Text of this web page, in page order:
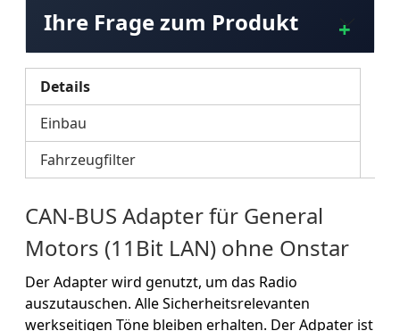
Ihre Frage zum Produkt
Details
Einbau
Fahrzeugfilter
CAN-BUS Adapter für General
Motors (11Bit LAN) ohne Onstar
Der Adapter wird genutzt, um das Radio
auszutauschen. Alle Sicherheitsrelevanten
werkseitigen Töne bleiben erhalten. Der Adpater ist